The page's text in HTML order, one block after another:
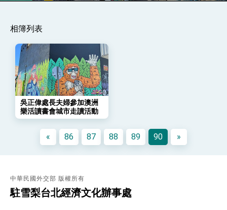
總統發表執政周年談話 盼面對未來挑戰 堅持
團結 迎風轉型 穩健前行
賴總統就職演說影片
總統重要談話
外交部重要言論
我國政府將在美國亞利桑納州設立「駐鳳凰城辦
事處」，進一步深化台美交流合作
相簿列表
吳正偉處長夫婦參加澳洲
樂活讀書會城市走讀活動
« 86 87 88 89 90 »
中華民國外交部 版權所有
駐雪梨台北經濟文化辦事處